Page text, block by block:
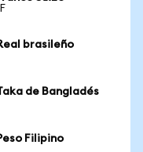
brasileño
de Bangladés
Filipino